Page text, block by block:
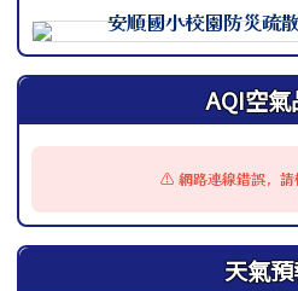
此圖為安順國小校園防災地圖
AQI空氣
⚠️ 網路連線錯誤，請
天氣